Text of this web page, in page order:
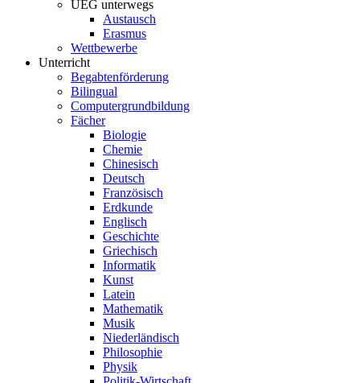
UEG unterwegs
Austausch
Erasmus
Wettbewerbe
Unterricht
Begabtenförderung
Bilingual
Computergrundbildung
Fächer
Biologie
Chemie
Chinesisch
Deutsch
Französisch
Erdkunde
Englisch
Geschichte
Griechisch
Informatik
Kunst
Latein
Mathematik
Musik
Niederländisch
Philosophie
Physik